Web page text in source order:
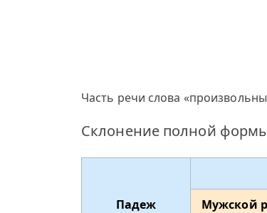
Часть речи слова
Склонение полной
Падеж Мужской